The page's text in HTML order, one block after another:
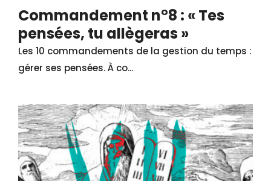
Commandement n°8 : « Tes
pensées, tu allègeras »
Les 10 commandements de la gestion du temps :
gérer ses pensées. À co...